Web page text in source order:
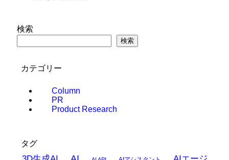
検索
検索
カテゴリー
Column
PR
Product Research
タグ